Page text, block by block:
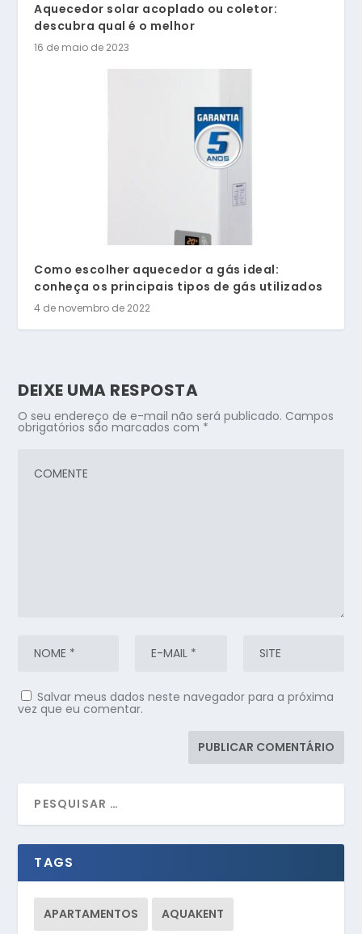
Aquecedor solar acoplado ou coletor:
descubra qual é o melhor
16 de maio de 2023
Como escolher aquecedor a gás ideal:
conheça os principais tipos de gás utilizados
4 de novembro de 2022
DEIXE UMA RESPOSTA
O seu endereço de e-mail não será publicado. Campos
obrigatórios são marcados com *
Salvar meus dados neste navegador para a próxima
vez que eu comentar.
TAGS
APARTAMENTOS AQUAKENT